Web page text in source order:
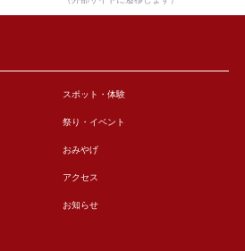
スポット・体験
祭り・イベント
おみやげ
アクセス
お知らせ